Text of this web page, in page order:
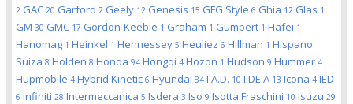
2 GAC 20 Garford 2 Geely 12 Genesis 15 GFG Style 6 Ghia 12 Glas 1
GM 30 GMC 17 Gordon-Keeble 1 Graham 1 Gumpert 1 Hafei 1
Hanomag 1 Heinkel 1 Hennessey 5 Heuliez 6 Hillman 1 Hispano
Suiza 8 Holden 8 Honda 94 Hongqi 4 Hozon 1 Hudson 9 Hummer 4
Hupmobile 4 Hybrid Kinetic 6 Hyundai 84 I.A.D. 10 I.DE.A 13 Icona 4 IED
6 Infiniti 28 Intermeccanica 5 Isdera 3 Iso 9 Isotta Fraschini 10 Isuzu 29